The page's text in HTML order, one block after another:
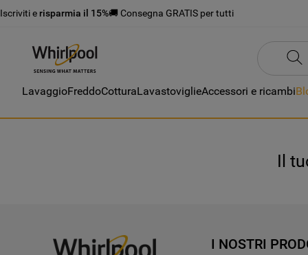
Iscriviti e risparmia il 15%🚚 Consegna GRATIS per tutti
LavaggioFreddoCotturaLavastoviglieAccessori e ricambi
Il
I NOSTRI